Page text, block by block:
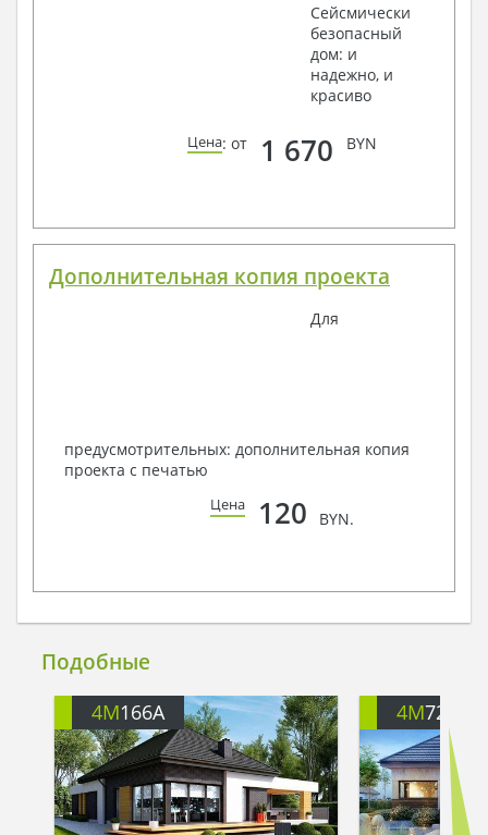
Сейсмически
безопасный
дом: и
надежно, и
красиво
Цена: от 1 670 BYN
Дополнительная копия проекта
Для
предусмотрительных: дополнительная копия
проекта с печатью
Цена 120 BYN.
Подобные
4M166A 4M722